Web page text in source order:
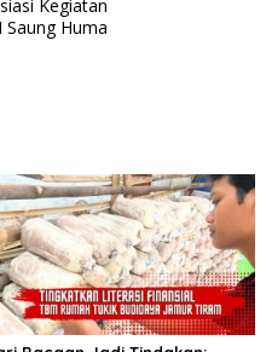
Kegiatan
Huma